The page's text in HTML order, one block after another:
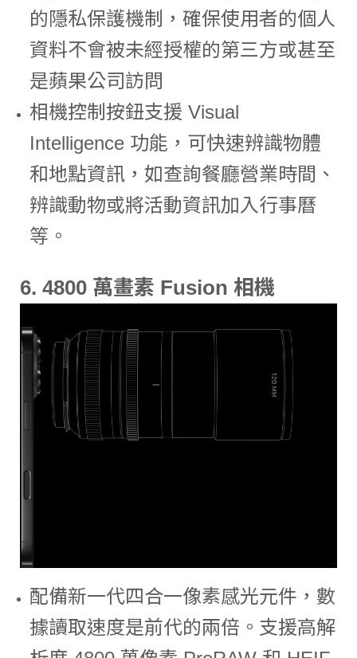
的隱私保護機制，確保使用者的個人
資料不會被未經授權的第三方或甚至
是蘋果公司訪問
相機控制按鈕支援 Visual
Intelligence 功能，可快速辨識物體
和地點資訊，如查詢餐廳營業時間、
辨識動物或將活動資訊加入行事曆
等。
6. 4800 萬畫素 Fusion 相機
配備新一代四合一像素感光元件，數
據讀取速度是前代的兩倍。支援高解